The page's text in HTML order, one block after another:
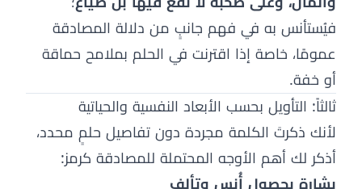
فيُستأنس به في فهم جانبٍ من دلالة المصادقة
عمومًا، خاصة إذا اقترنت في الحلم بملامح حماقة
أو خفة.
ثالثاً: التأويل بحسب الأبعاد النفسية والحياتية
لأنك ذكرتَ الكلمة مجردة دون تفاصيل حلمٍ محدد،
أذكر لك أهم الأوجه المحتملة للمصادقة كرمز: